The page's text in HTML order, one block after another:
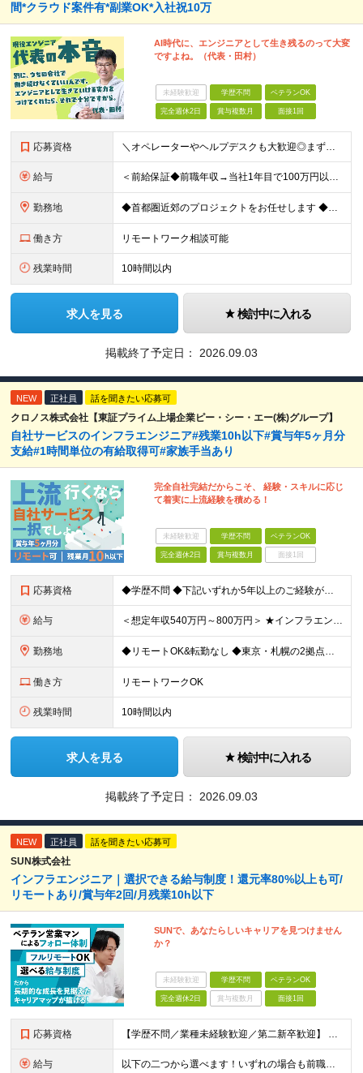
間*クラウド案件有*副業OK*入社祝10万
AI時代に、エンジニアとして生き残るのって大変
ですよね。（代表・田村）
未経験歓迎 学歴不問 ベテランOK
完全週休2日 賞与複数月 面接1回
応募資格 ＼オペレーターやヘルプデスクも大歓迎◎まずはご応募ください／ ◆学歴不問 ◆IT業界での勤務経験がある方（職種・年数不問） ┗例：オペレーター、ヘルプデスク、開発からインフラ領域へのシフト、スク
給与 ＜前給保証◆前職年収→当社1年目で100万円以上アップ実績あり◆基本的に全員毎年昇給＞ 月給45万円（固定残業代：30時間分/85,470円）※PM/PL/PMO経験2年以上 月給36万円（固定残業
勤務地 ◆首都圏近郊のプロジェクトをお任せします ◆転勤なし ◆自社オフィスで働ける案件もございます 【本社】 東京都中央区日本橋小伝馬町1-1 日本橋末広ビル6階 ※変更の範囲：上記を除く当社関連勤務地
働き方 リモートワーク相談可能
残業時間 10時間以内
求人を見る 検討中に入れる
掲載終了予定日： 2026.09.03
NEW 正社員 話を聞きたい応募可
クロノス株式会社【東証プライム上場企業ピー・シー・エー(株)グループ】
自社サービスのインフラエンジニア#残業10h以下#賞与年5ヶ月分
支給#1時間単位の有給取得可#家族手当あり
完全自社完結だからこそ、 経験・スキルに応じ
て着実に上流経験を積める！
未経験歓迎 学歴不問 ベテランOK
完全週休2日 賞与複数月 面接1回
応募資格 ◆学歴不問 ◆下記いずれか5年以上のご経験がある方 AWS、インフラ設計、インフラ構築 ＼こんな方も大歓迎／ ・自動化や標準化を推進することが好きな方 ・インフラアーキテクトやSREを目指したい方
給与 ＜想定年収540万円～800万円＞ ★インフラエンジニアの場合は想定年収【540万～800万円】ほどとなります。 【東京都】 ◆月給：33.4万円～＋賞与年2回（賞与支給実績5ヶ月分）＋残業代全額支
勤務地 ◆リモートOK&転勤なし ◆東京・札幌の2拠点で募集中 【東京本社】 東京都千代田区神田練塀町300 住友不動産秋葉原駅前ビル17F 【札幌開発センター】 北海道札幌市北区北7条西4-5-1 伊藤
働き方 リモートワークOK
残業時間 10時間以内
求人を見る 検討中に入れる
掲載終了予定日： 2026.09.03
NEW 正社員 話を聞きたい応募可
SUN株式会社
インフラエンジニア｜選択できる給与制度！還元率80%以上も可/
リモートあり/賞与年2回/月残業10h以下
SUNで、あなたらしいキャリアを見つけません
か？
未経験歓迎 学歴不問 ベテランOK
完全週休2日 賞与複数月 面接1回
応募資格 【学歴不問／業種未経験歓迎／第二新卒歓迎】 ■IT・システムエンジニアの実務経験をお持ちの方※工程や使用言語、経験年数は不問 ◎転職回数は不問 ＼下記のような方にオススメ／ ・安定した収入を得たい方
給与 以下の二つから選べます！いずれの場合も前職の給与を考盛し給与シミュレーションを作成します。 【プロセス型（コツコツ給与を上げたい方向け）】 ■月給25万円～50万円 ※年齢や社歴、仕事の取り組み姿勢